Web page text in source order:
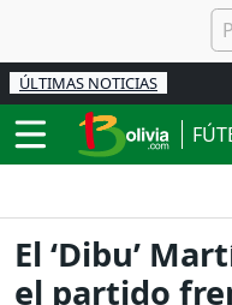
ÚLTIMAS NOTICIAS
El ‘Dibu’
el partido